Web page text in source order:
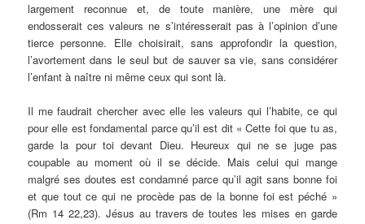
largement reconnue et, de toute manière, une mère qui
endosserait ces valeurs ne s’intéresserait pas à l’opinion d’une
tierce personne. Elle choisirait, sans approfondir la question,
l’avortement dans le seul but de sauver sa vie, sans considérer
l’enfant à naître ni même ceux qui sont là.
Il me faudrait chercher avec elle les valeurs qui l’habite, ce qui
pour elle est fondamental parce qu’il est dit « Cette foi que tu as,
garde la pour toi devant Dieu. Heureux qui ne se juge pas
coupable au moment où il se décide. Mais celui qui mange
malgré ses doutes est condamné parce qu’il agit sans bonne foi
et que tout ce qui ne procède pas de la bonne foi est péché »
(Rm 14 22,23). Jésus au travers de toutes les mises en garde